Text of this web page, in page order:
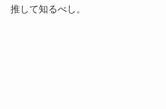
推して知るべし。